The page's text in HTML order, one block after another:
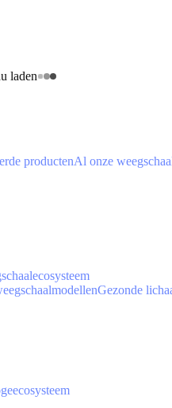
laden
productenAl onze
Gezonde